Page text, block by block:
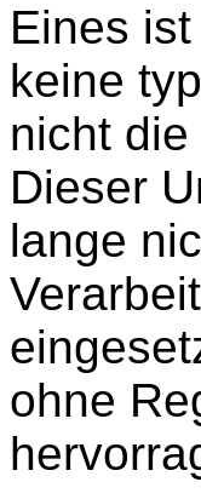
Eines
keine
nicht
Dieser
lange
ohne